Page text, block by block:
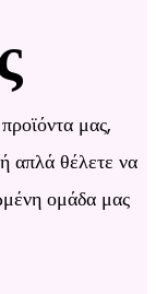
μας,
απλά θέλετε να
ομάδα μας